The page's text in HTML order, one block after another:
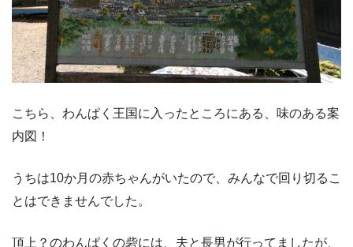
こちら、わんぱく王国に入ったところにある、味のある案
内図！
うちは10か月の赤ちゃんがいたので、みんなで回り切るこ
とはできませんでした。
頂上？のわんぱくの砦には、夫と長男が行ってましたが、